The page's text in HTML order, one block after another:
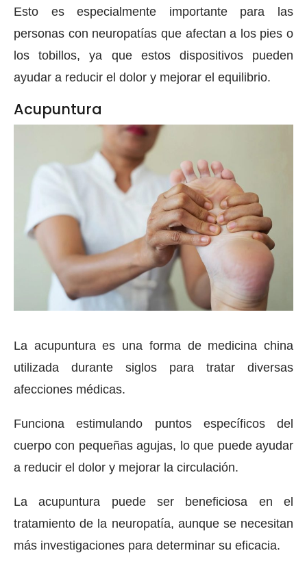
Esto es especialmente importante para las
personas con neuropatías que afectan a los pies o
los tobillos, ya que estos dispositivos pueden
ayudar a reducir el dolor y mejorar el equilibrio.
Acupuntura
La acupuntura es una forma de medicina china
utilizada durante siglos para tratar diversas
afecciones médicas.
Funciona estimulando puntos específicos del
cuerpo con pequeñas agujas, lo que puede ayudar
a reducir el dolor y mejorar la circulación.
La acupuntura puede ser beneficiosa en el
tratamiento de la neuropatía, aunque se necesitan
más investigaciones para determinar su eficacia.